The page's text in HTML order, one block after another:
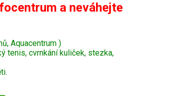
a neváhejte
Aquacentrum )
tenis, cvrnkání kuliček, stezka,